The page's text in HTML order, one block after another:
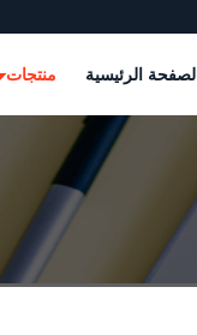
الصفحة الرئيسية منتجات